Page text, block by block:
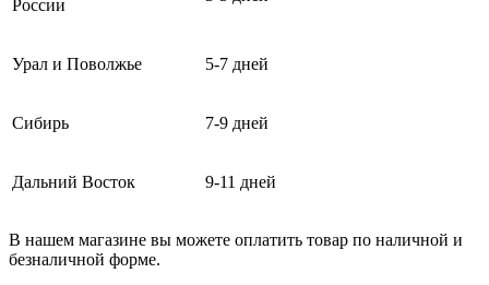
России
Урал и Поволжье 5-7 дней
Сибирь 7-9 дней
Дальний Восток 9-11 дней
В нашем магазине вы можете оплатить товар по наличной и
безналичной форме.